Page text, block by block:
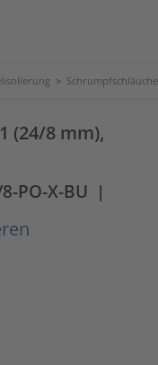
> Schrumpfschläuche
(24/8 mm),
PO-X-BU |